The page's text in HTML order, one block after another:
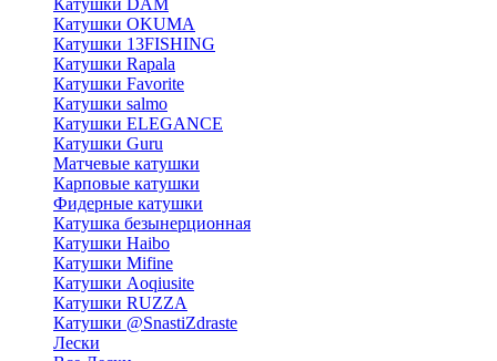
Катушки DAM
Катушки OKUMA
Катушки 13FISHING
Катушки Rapala
Катушки Favorite
Катушки salmo
Катушки ELEGANCE
Катушки Guru
Матчевые катушки
Карповые катушки
Фидерные катушки
Катушка безынерционная
Катушки Haibo
Катушки Mifine
Катушки Aoqiusite
Катушки RUZZA
Катушки @SnastiZdraste
Лески